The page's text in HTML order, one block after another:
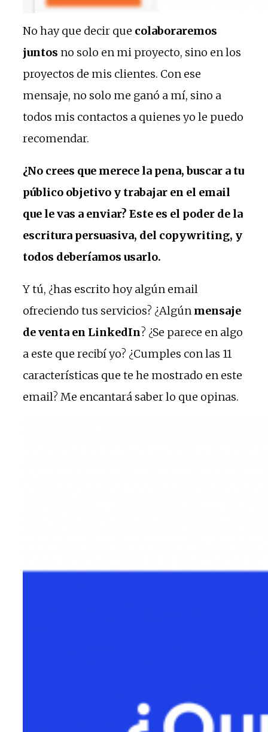
No hay que decir que colaboraremos
juntos no solo en mi proyecto, sino en los
proyectos de mis clientes. Con ese
mensaje, no solo me ganó a mí, sino a
todos mis contactos a quienes yo le puedo
recomendar.
¿No crees que merece la pena, buscar a tu
público objetivo y trabajar en el email
que le vas a enviar? Este es el poder de la
escritura persuasiva, del copywriting, y
todos deberíamos usarlo.
Y tú, ¿has escrito hoy algún email
ofreciendo tus servicios? ¿Algún mensaje
de venta en LinkedIn? ¿Se parece en algo
a este que recibí yo? ¿Cumples con las 11
características que te he mostrado en este
email? Me encantará saber lo que opinas.